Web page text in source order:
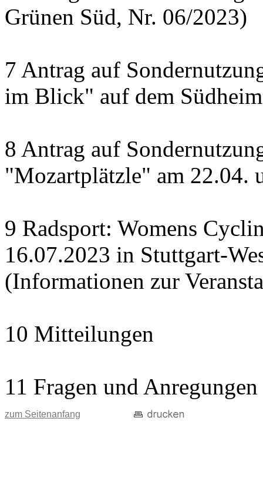
Grünen Süd, Nr. 06/2023)
7 Antrag auf
im Blick" auf dem
8 Antrag auf
"Mozartplätzle" am 22.04.
9 Radsport: Womens
16.07.2023 in Stuttgart-
(Informationen zur
10 Mitteilungen
11 Fragen und Anregungen
zum Seitenanfang